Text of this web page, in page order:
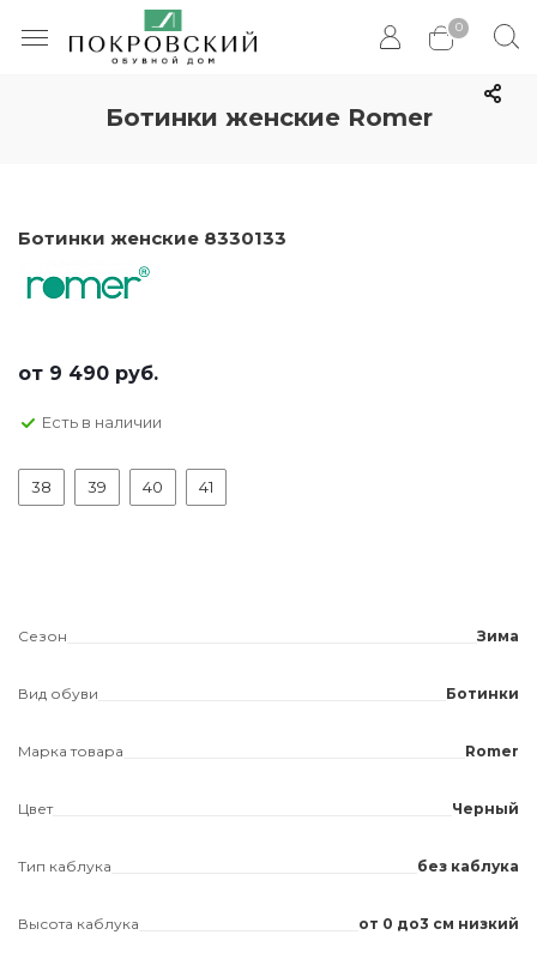
0
Ботинки женские Romer
Ботинки женские 8330133
от 9 490 руб.
Есть в наличии
38 39 40 41
Сезон Зима
Вид обуви Ботинки
Марка товара Romer
Цвет Черный
Тип каблука без каблука
Высота каблука от 0 до3 см низкий